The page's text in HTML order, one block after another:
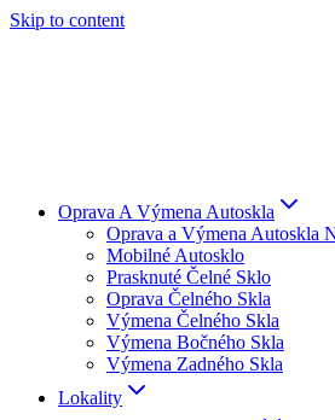
Skip to content
Oprava A Výmena Autoskla
Oprava a Výmena Autoskla
Mobilné Autosklo
Prasknuté Čelné Sklo
Oprava Čelného Skla
Výmena Čelného Skla
Výmena Bočného Skla
Výmena Zadného Skla
Lokality